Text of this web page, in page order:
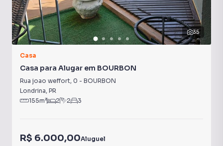
35
Casa
Casa para Alugar em BOURBON
Rua joao weffort, 0 - BOURBON
Londrina, PR
155m² 2 2 3
R$ 6.000,00Aluguel